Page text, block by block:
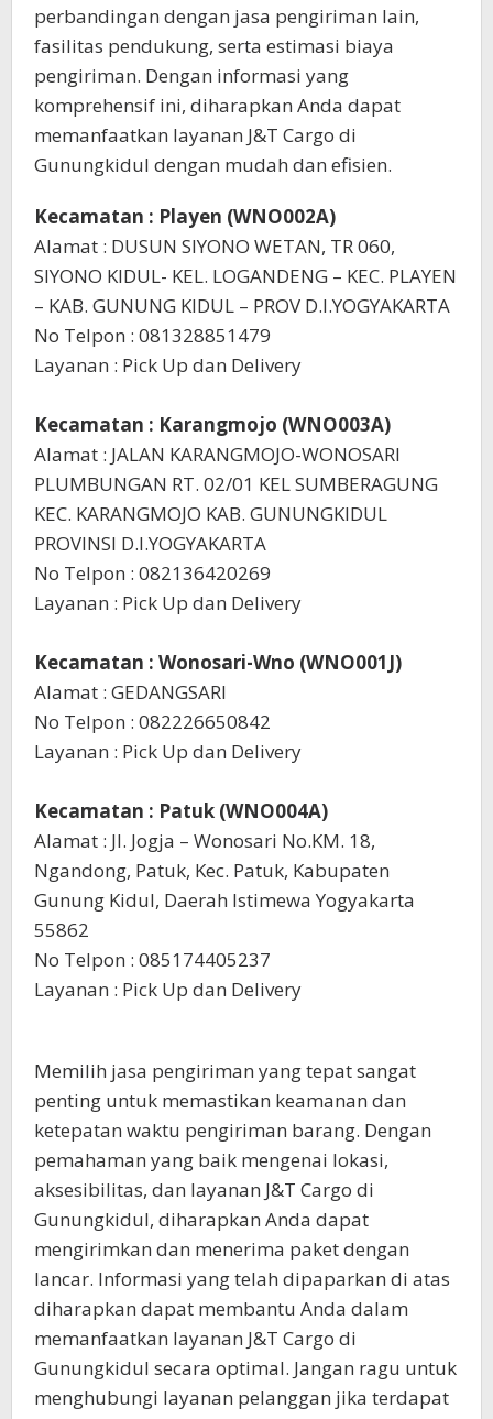
perbandingan dengan jasa pengiriman lain,
fasilitas pendukung, serta estimasi biaya
pengiriman. Dengan informasi yang
komprehensif ini, diharapkan Anda dapat
memanfaatkan layanan J&T Cargo di
Gunungkidul dengan mudah dan efisien.
Kecamatan : Playen (WNO002A)
Alamat : DUSUN SIYONO WETAN, TR 060,
SIYONO KIDUL- KEL. LOGANDENG – KEC. PLAYEN
– KAB. GUNUNG KIDUL – PROV D.I.YOGYAKARTA
No Telpon : 081328851479
Layanan : Pick Up dan Delivery
Kecamatan : Karangmojo (WNO003A)
Alamat : JALAN KARANGMOJO-WONOSARI
PLUMBUNGAN RT. 02/01 KEL SUMBERAGUNG
KEC. KARANGMOJO KAB. GUNUNGKIDUL
PROVINSI D.I.YOGYAKARTA
No Telpon : 082136420269
Layanan : Pick Up dan Delivery
Kecamatan : Wonosari-Wno (WNO001J)
Alamat : GEDANGSARI
No Telpon : 082226650842
Layanan : Pick Up dan Delivery
Kecamatan : Patuk (WNO004A)
Alamat : Jl. Jogja – Wonosari No.KM. 18,
Ngandong, Patuk, Kec. Patuk, Kabupaten
Gunung Kidul, Daerah Istimewa Yogyakarta
55862
No Telpon : 085174405237
Layanan : Pick Up dan Delivery
Memilih jasa pengiriman yang tepat sangat
penting untuk memastikan keamanan dan
ketepatan waktu pengiriman barang. Dengan
pemahaman yang baik mengenai lokasi,
aksesibilitas, dan layanan J&T Cargo di
Gunungkidul, diharapkan Anda dapat
mengirimkan dan menerima paket dengan
lancar. Informasi yang telah dipaparkan di atas
diharapkan dapat membantu Anda dalam
memanfaatkan layanan J&T Cargo di
Gunungkidul secara optimal. Jangan ragu untuk
menghubungi layanan pelanggan jika terdapat